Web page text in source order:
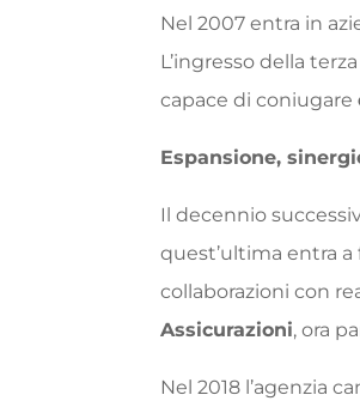
Nel 2007 entra in
L’ingresso della
capace di coniugare
Espansione,
Il decennio
quest’ultima entra
collaborazioni con
Assicurazioni, ora
Nel 2018 l’agenzia